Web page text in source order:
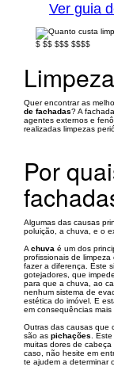
Ver guia
$ $$ $$$ $$$$
Quer encontrar as
de fachadas? A
agentes externos e
realizadas limpezas
Por
Algumas das causas
poluição, a chuva, e o
A chuva é um dos
profissionais de
fazer a diferença. Este
gotejadores, que
para que a chuva, ao
nenhum sistema de
estética do imóvel. E
em consequências mais
Outras das causas que
são as pichações .
muitas dores de
caso, não hesite em
te ajudem a determinar